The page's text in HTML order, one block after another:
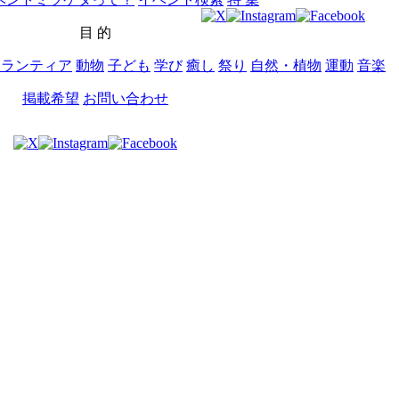
目 的
ンティア 動物 子ども 学び 癒し 祭り 自然・植物 運動 音楽
掲載希望 お問い合わせ